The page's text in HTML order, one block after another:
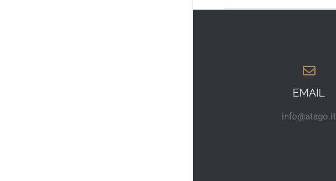
EMAIL
info@atago.it